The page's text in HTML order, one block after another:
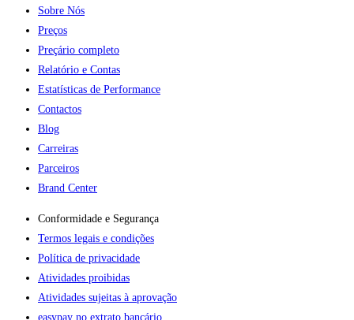
Sobre Nós
Preços
Preçário completo
Relatório e Contas
Estatísticas de Performance
Contactos
Blog
Carreiras
Parceiros
Brand Center
Conformidade e Segurança
Termos legais e condições
Política de privacidade
Atividades proibidas
Atividades sujeitas à aprovação
easypay no extrato bancário